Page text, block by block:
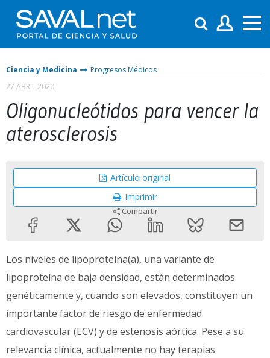
Ciencia y Medicina
Progresos Médicos
27 ABRIL 2020
Oligonucleótidos para vencer la
aterosclerosis
Artículo original
Imprimir
Compartir
Los niveles de lipoproteína(a), una variante de
lipoproteína de baja densidad, están determinados
genéticamente y, cuando son elevados, constituyen un
importante factor de riesgo de enfermedad
cardiovascular (ECV) y de estenosis aórtica. Pese a su
relevancia clínica, actualmente no hay terapias